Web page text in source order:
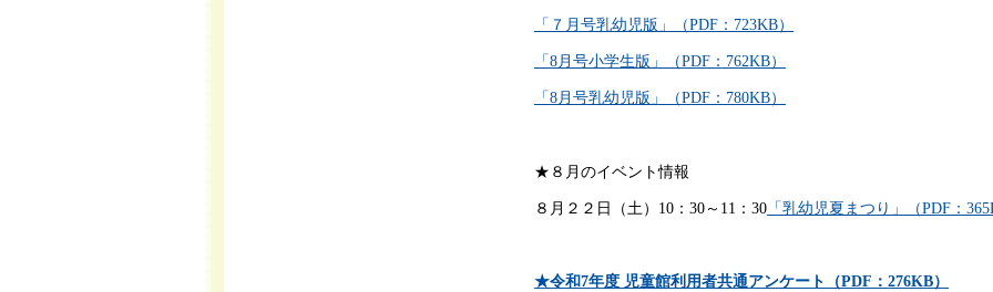
「７月号乳幼児版」（PDF：723KB）
「8月号小学生版」（PDF：762KB）
「8月号乳幼児版」（PDF：780KB）
★８月のイベント情報
８月２２日（土）10：30～11：30 「乳幼児夏まつり」（PDF：
★令和7年度 児童館利用者共通アンケート（PDF：276KB）